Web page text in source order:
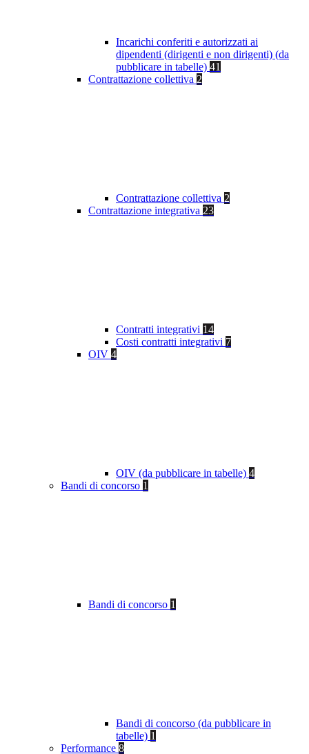
Incarichi conferiti e autorizzati ai
dipendenti (dirigenti e non dirigenti) (da
pubblicare in tabelle) 41
Contrattazione collettiva 2
Contrattazione collettiva 2
Contrattazione integrativa 23
Contratti integrativi 14
Costi contratti integrativi 7
OIV 4
OIV (da pubblicare in tabelle) 4
Bandi di concorso 1
Bandi di concorso 1
Bandi di concorso (da pubblicare in
tabelle) 1
Performance 8